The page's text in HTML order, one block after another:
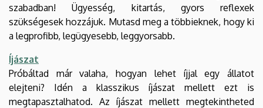
szabadban! Ügyesség, kitartás, gyors reflexek
szükségesek hozzájuk. Mutasd meg a többieknek, hogy ki
a legprofibb, legügyesebb, leggyorsabb.
Íjászat
Próbáltad már valaha, hogyan lehet íjjal egy állatot
elejteni? Idén a klasszikus íjászat mellett ezt is
megtapasztalhatod. Az íjászat mellett megtekintheted